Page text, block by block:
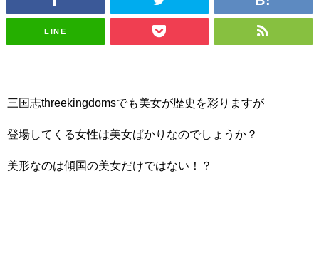
LINE
三国志threekingdomsでも美女が歴史を彩りますが
登場してくる女性は美女ばかりなのでしょうか？
美形なのは傾国の美女だけではない！？